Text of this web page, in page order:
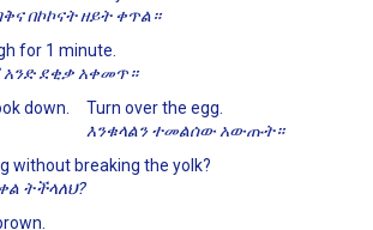
በኮኮናት ዘይት ቀጥል።
for 1 minute.
ደቂቃ አቀመጥ።
down.
Turn over the egg.
እንቁላልን ተመልሰው አውጡት።
without breaking the yolk?
ትችላለህ?